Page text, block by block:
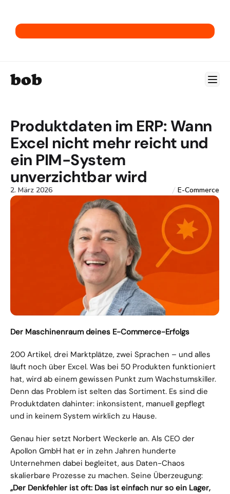
bob
Produktdaten im ERP: Wann
Excel nicht mehr reicht und
ein PIM-System
unverzichtbar wird
2. März 2026 E-Commerce
Der Maschinenraum deines E-Commerce-Erfolgs
200 Artikel, drei Marktplätze, zwei Sprachen – und alles
läuft noch über Excel. Was bei 50 Produkten funktioniert
hat, wird ab einem gewissen Punkt zum Wachstumskiller.
Denn das Problem ist selten das Sortiment. Es sind die
Produktdaten dahinter: inkonsistent, manuell gepflegt
und in keinem System wirklich zu Hause.
Genau hier setzt Norbert Weckerle an. Als CEO der
Apollon GmbH hat er in zehn Jahren hunderte
Unternehmen dabei begleitet, aus Daten-Chaos
„Der Denkfehler ist oft: Das ist einfach nur so ein Lager,